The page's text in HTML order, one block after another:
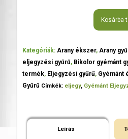
Kosárba
Kategóriák: Arany ékszer, Arany
eljegyzési gyűrű, Bikolor gyémánt
termék, Eljegyzési gyűrű, Gyémánt
Gyűrű Címkék: eljegy, Gyémánt
Leírás